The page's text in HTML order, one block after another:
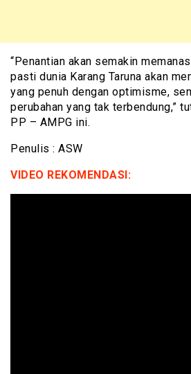
“Penantian akan semakin
pasti dunia Karang Taruna akan
yang penuh dengan optimisme,
perubahan yang tak terbendung,”
PP – AMPG ini.
Penulis : ASW
VIDEO REKOMENDASI: